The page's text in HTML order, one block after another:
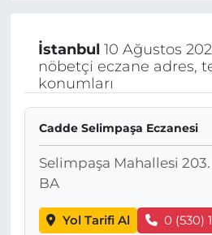
İstanbul 10 Ağustos
nöbetçi eczane adres,
konumları
Cadde Selimpaşa Eczanesi
Selimpaşa Mahallesi
BA
Yol Tarifi Al 0 (530)
SPOR
MAGAZİN